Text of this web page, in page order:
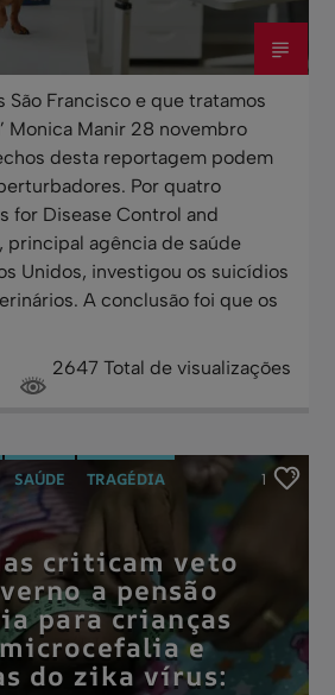
São Francisco e que tratamos
Monica Manir 28 novembro
desta reportagem podem
Por quatro
for Disease Control and
principal agência de saúde
Unidos, investigou os suicídios
A conclusão foi que os
2647 Total de visualizações
SAÚDE TRAGÉDIA 1
criticam veto
a pensão
para crianças
e
do zika vírus: